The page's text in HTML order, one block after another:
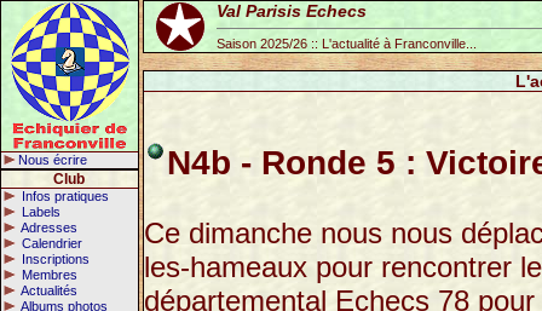
Nous écrire
Club
Infos pratiques
Labels
Adresses
Calendrier
Inscriptions
Membres
Actualités
Albums photos
Val Parisis Echecs
Saison 2025/26 :: L'actualité à Franconville...
N4b - Ronde 5 :
Ce dimanche nous nous
les-hameaux pour rencontrer
départemental Echecs 78